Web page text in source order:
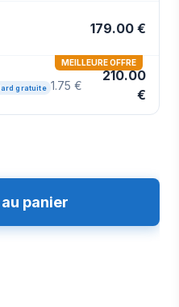
179.00 €
gratuite 1.75 €
210.00
€
MEILLEURE OFFRE
panier